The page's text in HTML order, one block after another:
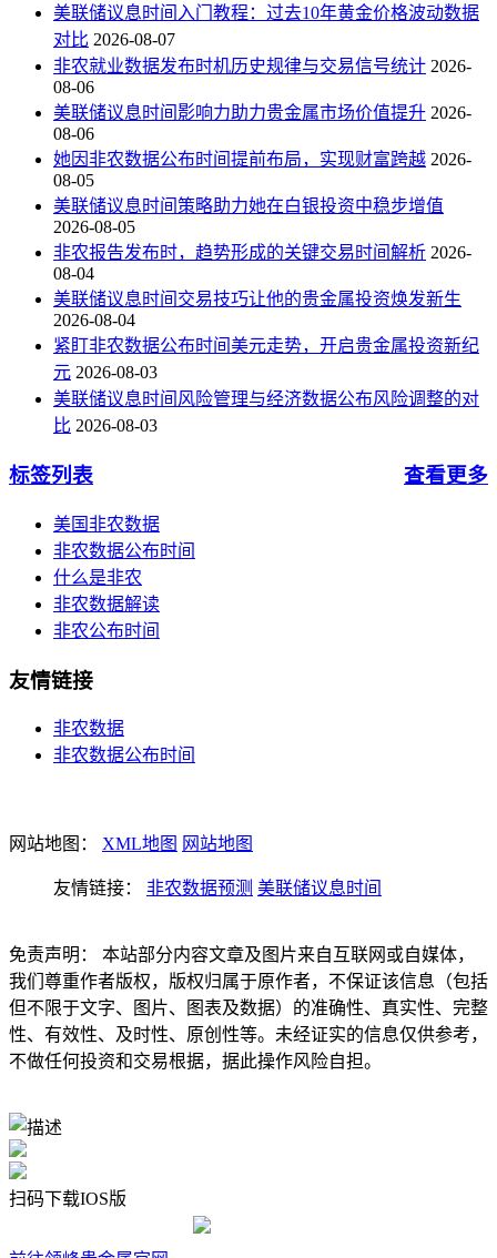
美联储议息时间入门教程：过去10年黄金价格波动数据
对比 2026-08-07
非农就业数据发布时机历史规律与交易信号统计 2026-
08-06
美联储议息时间影响力助力贵金属市场价值提升 2026-
08-06
她因非农数据公布时间提前布局，实现财富跨越 2026-
08-05
美联储议息时间策略助力她在白银投资中稳步增值
2026-08-05
非农报告发布时，趋势形成的关键交易时间解析 2026-
08-04
美联储议息时间交易技巧让他的贵金属投资焕发新生
2026-08-04
紧盯非农数据公布时间美元走势，开启贵金属投资新纪
元 2026-08-03
美联储议息时间风险管理与经济数据公布风险调整的对
比 2026-08-03
标签列表 查看更多
美国非农数据
非农数据公布时间
什么是非农
非农数据解读
非农公布时间
友情链接
非农数据
非农数据公布时间
网站地图： XML地图 网站地图
友情链接： 非农数据预测 美联储议息时间
免责声明： 本站部分内容文章及图片来自互联网或自媒体，
我们尊重作者版权，版权归属于原作者，不保证该信息（包括
但不限于文字、图片、图表及数据）的准确性、真实性、完整
性、有效性、及时性、原创性等。未经证实的信息仅供参考，
不做任何投资和交易根据，据此操作风险自担。
扫码下载IOS版